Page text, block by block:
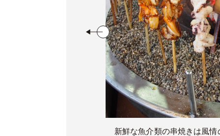
新鮮な魚介類の串焼きは風